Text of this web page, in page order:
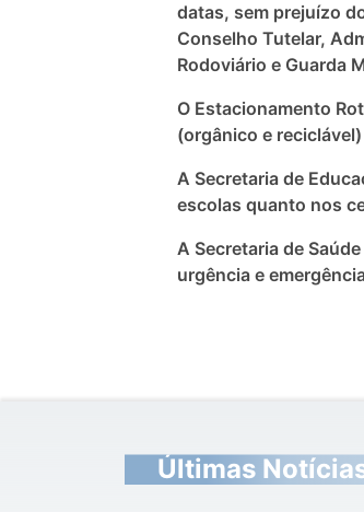
datas, sem prejuízo
Conselho Tutelar,
Rodoviário e Guarda
O Estacionamento
(orgânico e
A Secretaria de
escolas quanto nos
A Secretaria de
urgência e
Últimas